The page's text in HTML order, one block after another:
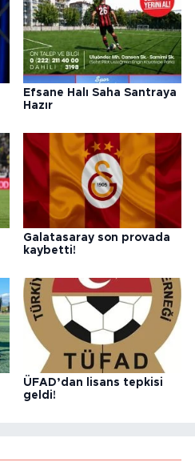
Efsane Halı Saha Santraya
Hazır
Galatasaray son provada
kaybetti!
ÜFAD’dan lisans tepkisi
geldi!